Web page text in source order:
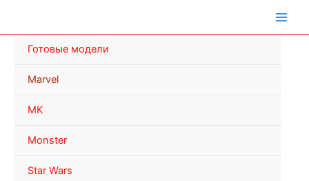
Готовые модели
Marvel
MK
Monster
Star Wars